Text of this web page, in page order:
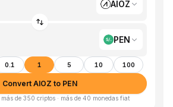
AIOZ
PEN
0.1 1 5 10 100
Convert AIOZ to PEN
más de 350 criptos · más de 40 monedas fiat